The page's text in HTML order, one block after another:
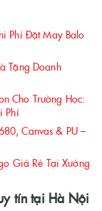
Phí Đặt May Balo
Tặng Doanh
Cho Trường Học:
Phí
Canvas & PU –
Giá Rẻ Tại Xưởng
tín tại Hà Nội